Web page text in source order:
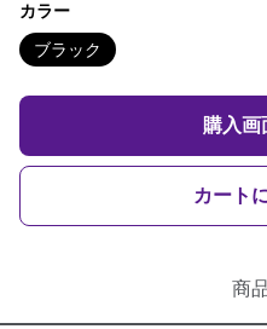
カラー
ブラック
購入画
カート
商